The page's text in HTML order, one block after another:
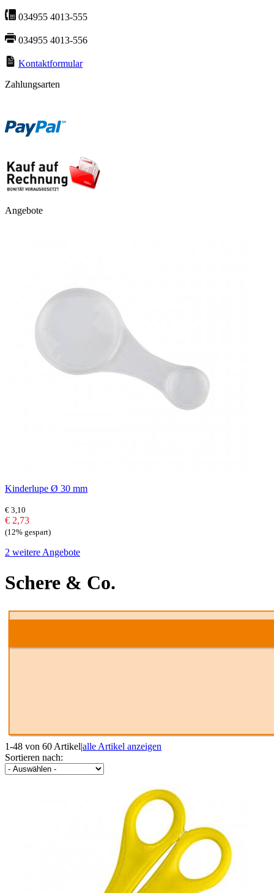
034955 4013-555
034955 4013-556
Kontaktformular
Zahlungsarten
Angebote
Kinderlupe Ø 30 mm
€ 3,10
€ 2,73
(12% gespart)
2 weitere Angebote
Schere & Co.
1-48 von 60 Artikel|alle Artikel anzeigen
Sortieren nach: